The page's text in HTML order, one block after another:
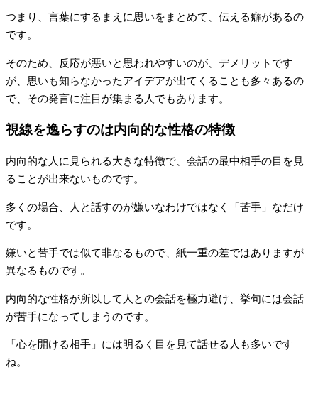
つまり、言葉にするまえに思いをまとめて、伝える癖があるの
です。
そのため、反応が悪いと思われやすいのが、デメリットです
が、思いも知らなかったアイデアが出てくることも多々あるの
で、その発言に注目が集まる人でもあります。
視線を逸らすのは内向的な性格の特徴
内向的な人に見られる大きな特徴で、会話の最中相手の目を見
ることが出来ないものです。
多くの場合、人と話すのが嫌いなわけではなく「苦手」なだけ
です。
嫌いと苦手では似て非なるもので、紙一重の差ではありますが
異なるものです。
内向的な性格が所以して人との会話を極力避け、挙句には会話
が苦手になってしまうのです。
「心を開ける相手」には明るく目を見て話せる人も多いです
ね。